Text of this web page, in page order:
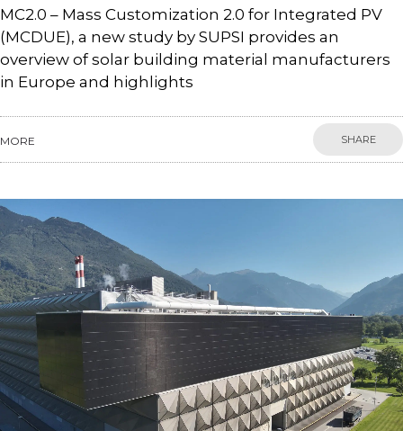
MC2.0 – Mass Customization 2.0 for Integrated PV
(MCDUE), a new study by SUPSI provides an
overview of solar building material manufacturers
in Europe and highlights
MORE SHARE